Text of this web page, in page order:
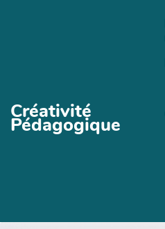
Créativité
Pédagogique